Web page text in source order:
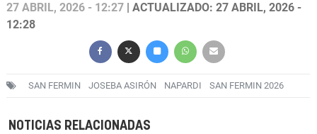
27 ABRIL, 2026 - 12:27 | ACTUALIZADO: 27 ABRIL, 2026 -
12:28
SAN FERMIN JOSEBA ASIRÓN NAPARDI SAN FERMIN 2026
NOTICIAS RELACIONADAS